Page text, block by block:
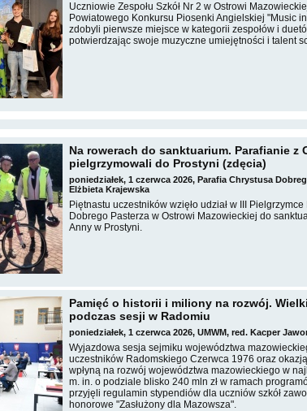
Uczniowie Zespołu Szkół Nr 2 w Ostrowi
Powiatowego Konkursu Piosenki Angielskiej "Music
zdobyli pierwsze miejsce w kategorii zespołów i
potwierdzając swoje muzyczne umiejętności i talent
Na rowerach do sanktuarium. Parafianie z
pielgrzymowali do Prostyni (zdęcia)
poniedziałek, 1 czerwca 2026, Parafia Chrystusa
Elżbieta Krajewska
Piętnastu uczestników wzięło udział w III
Dobrego Pasterza w Ostrowi Mazowieckiej do
Anny w Prostyni.
Pamięć o historii i miliony na rozwój.
podczas sesji w Radomiu
poniedziałek, 1 czerwca 2026, UMWM, red. Kacper
Wyjazdowa sesja sejmiku województwa
uczestników Radomskiego Czerwca 1976 oraz
wpłyną na rozwój województwa mazowieckiego w
m. in. o podziale blisko 240 mln zł w ramach
przyjęli regulamin stypendiów dla uczniów szkół
honorowe "Zasłużony dla Mazowsza".